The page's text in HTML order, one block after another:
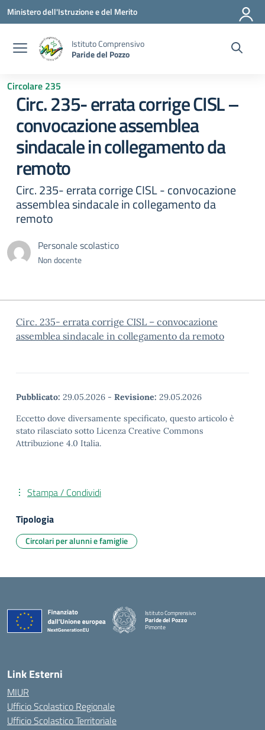
Vai ai contenuti
Vai al menu di navigazione
Vai al footer
Ministero dell'Istruzione e del Merito
Istituto Comprensivo
Paride del Pozzo
Circolare 235
Circ. 235- errata corrige CISL –
convocazione assemblea
sindacale in collegamento da
remoto
Circ. 235- errata corrige CISL - convocazione
assemblea sindacale in collegamento da
remoto
Personale scolastico
Non docente
Circ. 235- errata corrige CISL – convocazione
assemblea sindacale in collegamento da remoto
Pubblicato: 29.05.2026 - Revisione: 29.05.2026
Eccetto dove diversamente specificato, questo articolo è
stato rilasciato sotto Licenza Creative Commons
Attribuzione 4.0 Italia.
Stampa / Condividi
Tipologia
Circolari per alunni e famiglie
Istituto Comprensivo
Paride del Pozzo
Pimonte
Link Esterni
MIUR
Ufficio Scolastico Regionale
Ufficio Scolastico Territoriale